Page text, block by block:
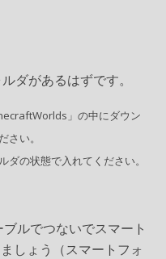
ダがあるはずです。
」の中にダウン
さい。
の状態で入れてください。
ルでつないでスマート
しょう（スマートフォ